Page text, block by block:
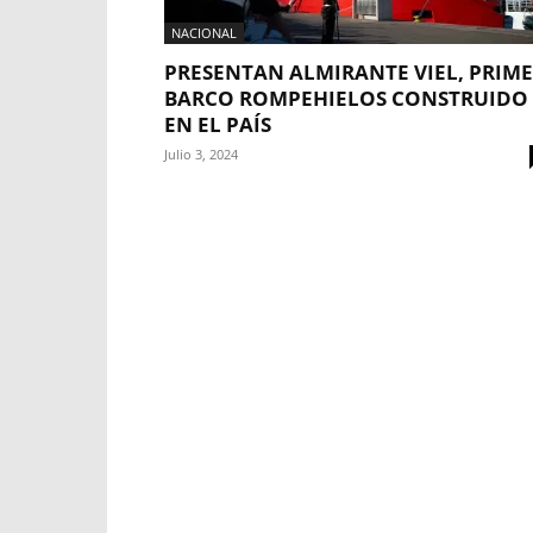
NACIONAL
PRESENTAN ALMIRANTE VIEL,
BARCO ROMPEHIELOS CONSTRUIDO
EN EL PAÍS
Julio 3, 2024